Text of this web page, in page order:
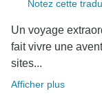
Notez cette
Un voyage
fait vivre une
sites...
Afficher plus